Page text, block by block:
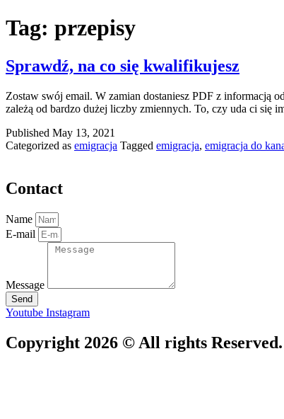
Tag: przepisy
Sprawdź, na co się kwalifikujesz
Zostaw swój email. W zamian dostaniesz PDF z informacją
zależą od bardzo dużej liczby zmiennych. To, czy uda ci się
Published May 13, 2021
Categorized as emigracja Tagged emigracja, emigracja do
Contact
Name
E-mail
Message
Send
Youtube Instagram
Copyright 2026 © All rights